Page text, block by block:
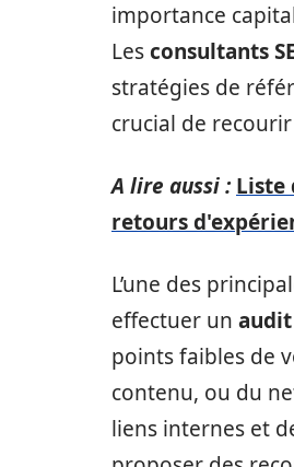
importance
Lesconsultants
stratégies de
crucial de
A lire aussi : Liste
retours
L’une des
effectuer un audit
points faibles de
contenu, ou du
liens internes et